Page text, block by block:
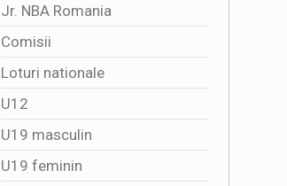
Jr. NBA Romania
Comisii
Loturi nationale
U12
U19 masculin
U19 feminin